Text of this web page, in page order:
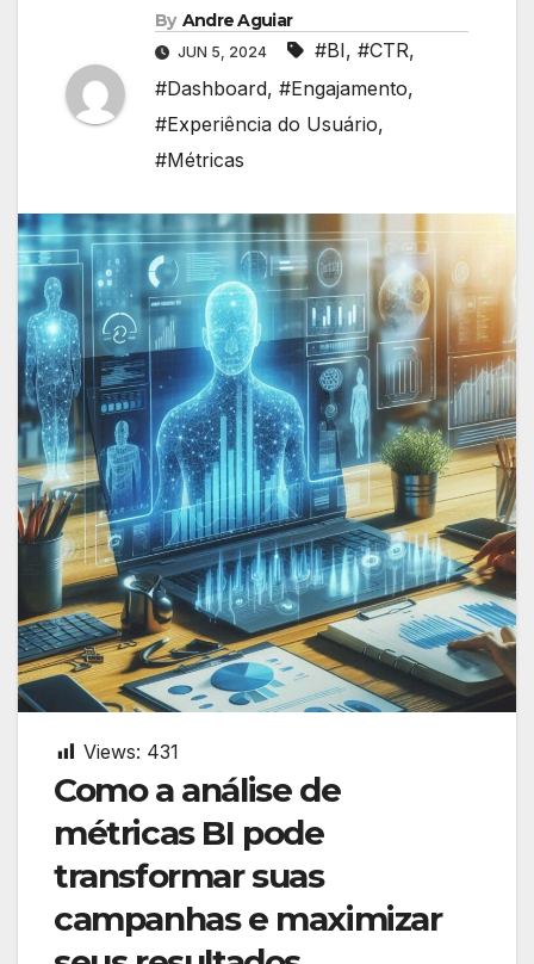
By Andre Aguiar
JUN 5, 2024 #BI, #CTR,
#Dashboard, #Engajamento,
#Experiência do Usuário,
#Métricas
Views: 431
Como a análise de
métricas BI pode
transformar suas
campanhas e maximizar